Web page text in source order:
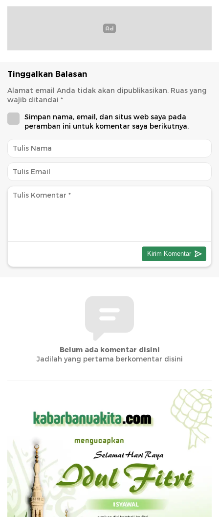
Tinggalkan Balasan
Alamat email Anda tidak akan dipublikasikan. Ruas yang
wajib ditandai *
Simpan nama, email, dan situs web saya pada
peramban ini untuk komentar saya berikutnya.
Belum ada komentar disini
Jadilah yang pertama berkomentar disini